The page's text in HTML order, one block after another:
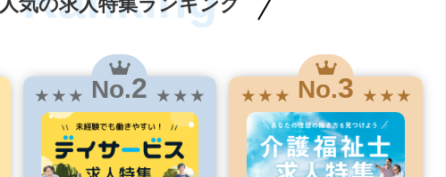
★ ★ ★ No.2 ★ ★ ★ ★ ★ ★ No.3 ★ ★ ★